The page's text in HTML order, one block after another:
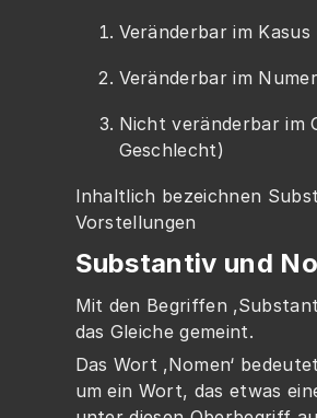
Veränderbar im Kasus
Veränderbar im
Nicht veränderbar im
Geschlecht)
Inhaltlich bezeichnen
Vorstellungen
Substantiv und
Mit den Begriffen
das Gleiche gemeint.
Das Wort ‚Nomen‘
um ein Wort, das etwas